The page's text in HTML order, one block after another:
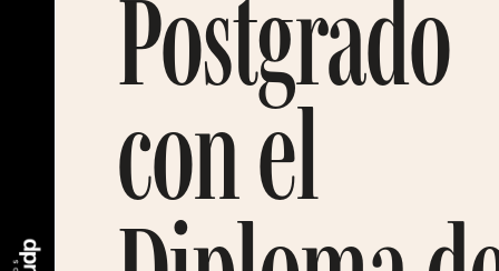
Postgrado
con el